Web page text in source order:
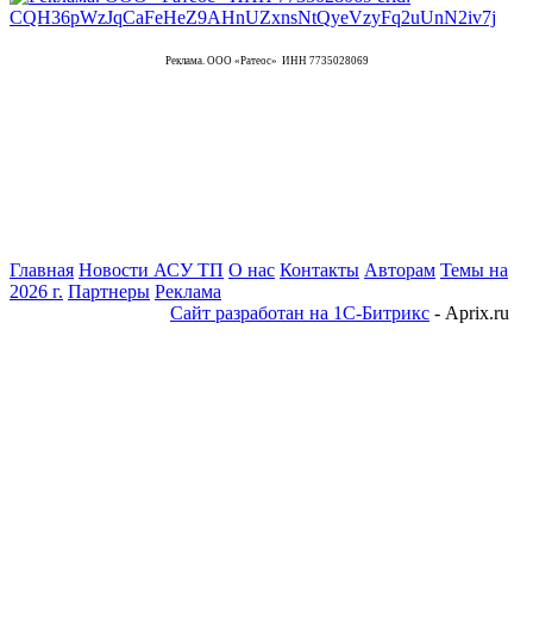
Реклама. ООО «Ратеос» ИНН 7735028069
Главная Новости АСУ ТП О нас Контакты Авторам Темы на
2026 г. Партнеры Реклама
Сайт разработан на 1С-Битрикс - Aprix.ru